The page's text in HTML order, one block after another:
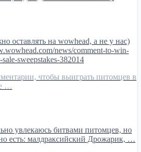
оставлять на wowhead, а не у нас)
news/comment-to-win-
sweepstakes-382014
чтобы выиграть питомцев в
…
увлекаюсь битвами питомцев, но
есть: малдраксийский Дрожарик, …